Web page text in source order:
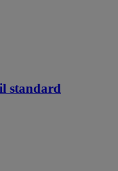
standard